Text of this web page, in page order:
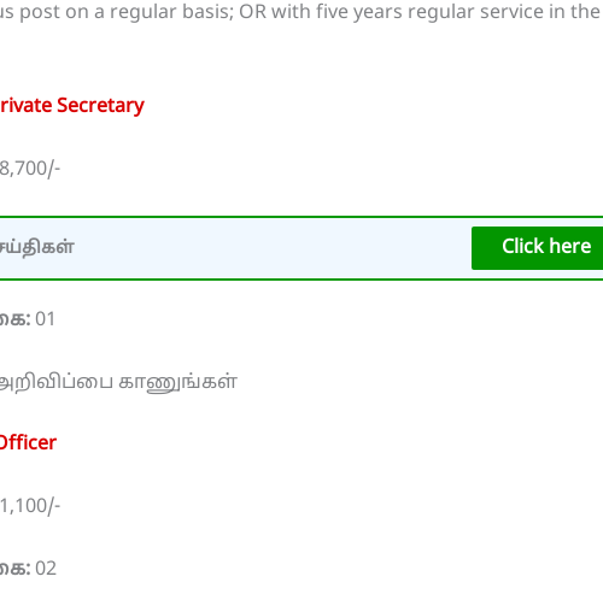
post on a regular basis; OR with five years regular service in the
Secretary
Click here
01
அறிவிப்பை காணுங்கள்
02